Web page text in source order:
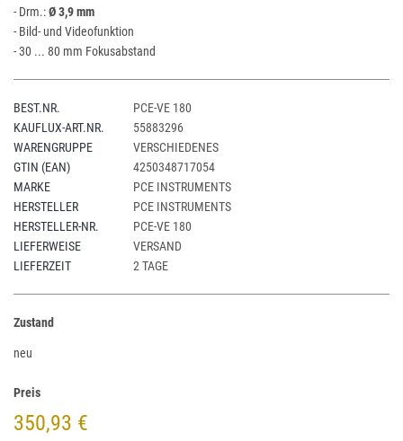
- Drm.:Ø 3,9 mm
- Bild- und Videofunktion
- 30 ... 80 mm Fokusabstand
BEST.NR.
PCE-VE 180
KAUFLUX-ART.NR.
55883296
WARENGRUPPE
VERSCHIEDENES
GTIN (EAN)
4250348717054
MARKE
PCE INSTRUMENTS
HERSTELLER
PCE INSTRUMENTS
HERSTELLER-NR.
PCE-VE 180
LIEFERWEISE
VERSAND
LIEFERZEIT
2 TAGE
Zustand
neu
Preis
350,93 €